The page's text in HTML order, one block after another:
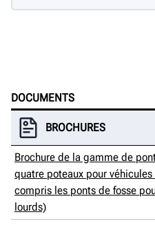
DOCUMENTS
BROCHURES
Brochure de la gamme de
quatre poteaux pour
compris les ponts de fosse
lourds)